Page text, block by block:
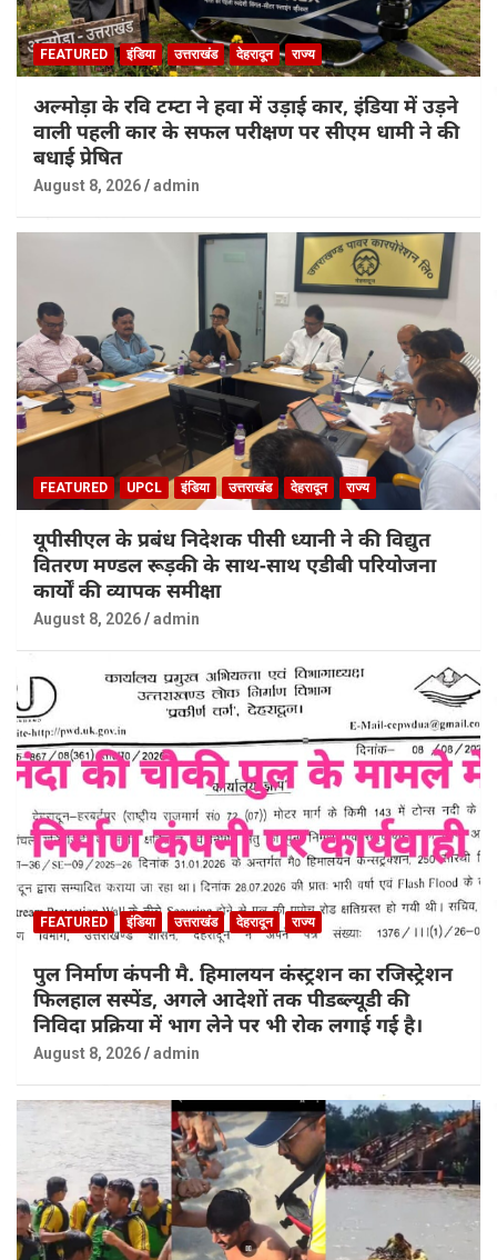
FEATURED इंडिया उत्तराखंड देहरादून राज्य
अल्मोड़ा के रवि टम्टा ने हवा में उड़ाई कार, इंडिया में उड़ने
वाली पहली कार के सफल परीक्षण पर सीएम धामी ने की
बधाई प्रेषित
August 8, 2026 admin
FEATURED UPCL इंडिया उत्तराखंड देहरादून राज्य
यूपीसीएल के प्रबंध निदेशक पीसी ध्यानी ने की विद्युत
वितरण मण्डल रूड़की के साथ-साथ एडीबी परियोजना
कार्यों की व्यापक समीक्षा
August 8, 2026 admin
FEATURED इंडिया उत्तराखंड देहरादून राज्य
पुल निर्माण कंपनी मै. हिमालयन कंस्ट्रशन का रजिस्ट्रेशन
फिलहाल सस्पेंड, अगले आदेशों तक पीडब्ल्यूडी की
निविदा प्रक्रिया में भाग लेने पर भी रोक लगाई गई है।
August 8, 2026 admin